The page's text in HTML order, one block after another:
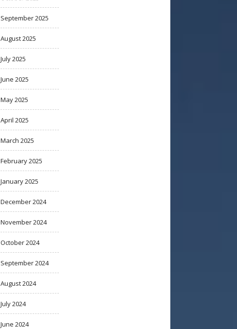
September 2025
August 2025
July 2025
June 2025
May 2025
April 2025
March 2025
February 2025
January 2025
December 2024
November 2024
October 2024
September 2024
August 2024
July 2024
June 2024